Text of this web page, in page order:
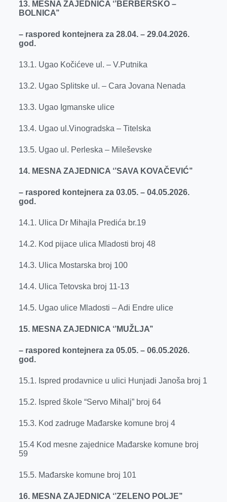
13. MESNA ZAJEDNICA ‘’BERBERSKO –
BOLNICA’’
– raspored kontejnera za 28.04. – 29.04.2026.
god.
13.1. Ugao Kočićeve ul. – V.Putnika
13.2. Ugao Splitske ul. – Cara Jovana Nenada
13.3. Ugao Igmanske ulice
13.4. Ugao ul.Vinogradska – Titelska
13.5. Ugao ul. Perleska – Mileševske
14. MESNA ZAJEDNICA ‘’SAVA KOVAČEVIĆ’’
– raspored kontejnera za 03.05. – 04.05.2026.
god.
14.1. Ulica Dr Mihajla Predića br.19
14.2. Kod pijace ulica Mladosti broj 48
14.3. Ulica Mostarska broj 100
14.4. Ulica Tetovska broj 11-13
14.5. Ugao ulice Mladosti – Adi Endre ulice
15. MESNA ZAJEDNICA ‘’MUŽLJA’’
– raspored kontejnera za 05.05. – 06.05.2026.
god.
15.1. Ispred prodavnice u ulici Hunjadi Janoša broj 1
15.2. Ispred škole “Servo Mihalj” broj 64
15.3. Kod zadruge Mađarske komune broj 4
15.4 Kod mesne zajednice Mađarske komune broj
59
15.5. Mađarske komune broj 101
16. MESNA ZAJEDNICA ‘’ZELENO POLJE’’